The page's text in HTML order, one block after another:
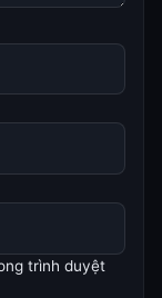
trình duyệt